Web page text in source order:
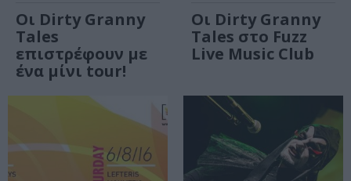
Οι Dirty Granny
Tales
επιστρέφουν με
ένα μίνι tour!
Οι Dirty Granny
Tales στο Fuzz
Live Music Club